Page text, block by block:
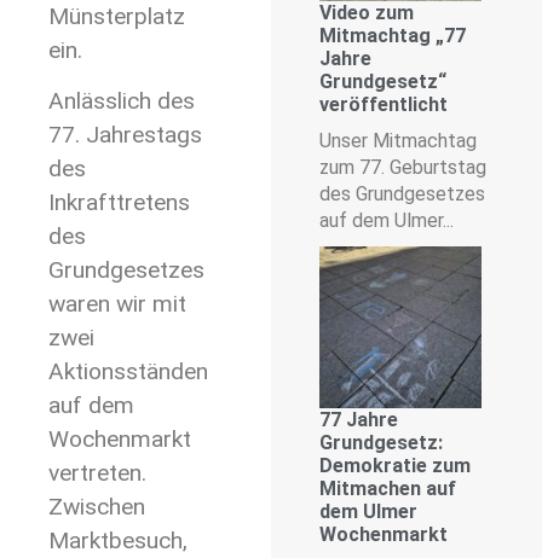
Münsterplatz
ein.
Anlässlich des
77. Jahrestags
des
Inkrafttretens
des
Grundgesetzes
waren wir mit
zwei
Aktionsständen
auf dem
Wochenmarkt
vertreten.
Zwischen
Marktbesuch,
Video zum
Mitmachtag „77
Jahre
Grundgesetz“
veröffentlicht
Unser Mitmachtag
zum 77. Geburtstag
des Grundgesetzes
auf dem Ulmer...
77 Jahre
Grundgesetz:
Demokratie zum
Mitmachen auf
dem Ulmer
Wochenmarkt